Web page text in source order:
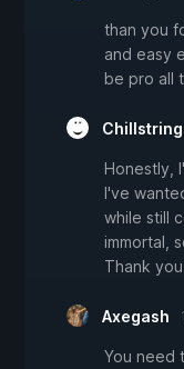
than you
and easy
be pro all
Honestly,
I've
while still
immortal,
Thank
Axegash
You need